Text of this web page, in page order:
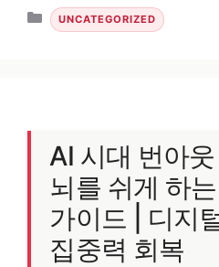
카테고리
UNCATEGORIZED
AI 시대 번아
뇌를 쉬게 하
가이드 | 디지
집중력 회복